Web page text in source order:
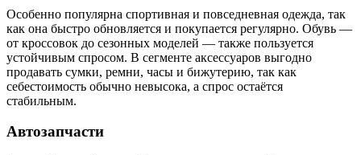
Особенно популярна спортивная и повседневная одежда, так
как она быстро обновляется и покупается регулярно. Обувь —
от кроссовок до сезонных моделей — также пользуется
устойчивым спросом. В сегменте аксессуаров выгодно
продавать сумки, ремни, часы и бижутерию, так как
себестоимость обычно невысока, а спрос остаётся
стабильным.
Автозапчасти